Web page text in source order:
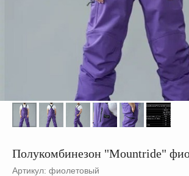
Полукомбинезон "Mountride"
Артикул: фиолетовый